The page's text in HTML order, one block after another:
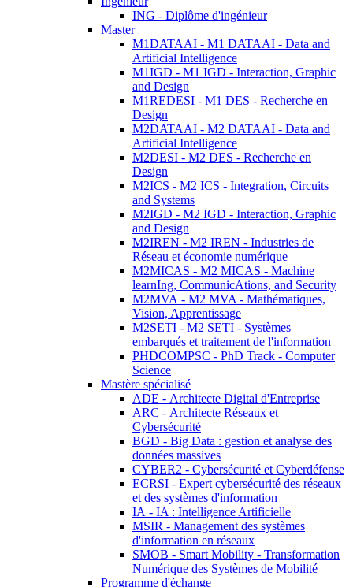
ING - Diplôme d'ingénieur
Master
M1DATAAI - M1 DATAAI - Data and
Artificial Intelligence
M1IGD - M1 IGD - Interaction, Graphic
and Design
M1REDESI - M1 DES - Recherche en
Design
M2DATAAI - M2 DATAAI - Data and
Artificial Intelligence
M2DESI - M2 DES - Recherche en
Design
M2ICS - M2 ICS - Integration, Circuits
and Systems
M2IGD - M2 IGD - Interaction, Graphic
and Design
M2IREN - M2 IREN - Industries de
Réseau et économie numérique
M2MICAS - M2 MICAS - Machine
learnIng, CommunicAtions, and Security
M2MVA - M2 MVA - Mathématiques,
Vision, Apprentissage
M2SETI - M2 SETI - Systèmes
embarqués et traitement de l'information
PHDCOMPSC - PhD Track - Computer
Science
Mastère spécialisé
ADE - Architecte Digital d'Entreprise
ARC - Architecte Réseaux et
Cybersécurité
BGD - Big Data : gestion et analyse des
données massives
CYBER2 - Cybersécurité et Cyberdéfense
ECRSI - Expert cybersécurité des réseaux
et des systèmes d'information
IA - IA : Intelligence Artificielle
MSIR - Management des systèmes
d'information en réseaux
SMOB - Smart Mobility - Transformation
Numérique des Systèmes de Mobilité
Programme d'échange